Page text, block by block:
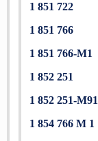
1 851 722
1 851 766
1 851 766-M1
1 852 251
1 852 251-M91
1 854 766 M 1